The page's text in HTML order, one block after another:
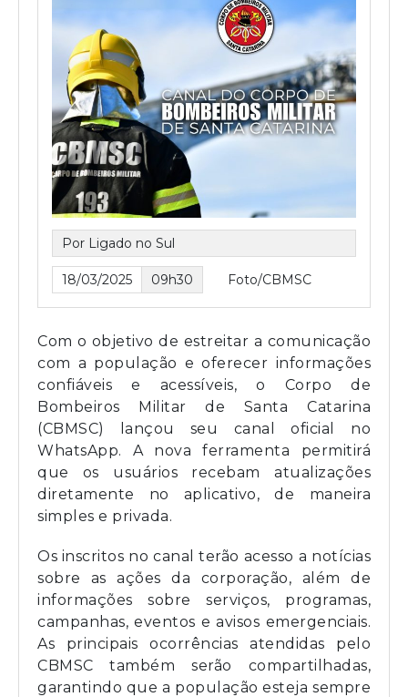
Por Ligado no Sul
18/03/2025 09h30 Foto/CBMSC
Com o objetivo de estreitar a comunicação
com a população e oferecer informações
confiáveis e acessíveis, o Corpo de
Bombeiros Militar de Santa Catarina
(CBMSC) lançou seu canal oficial no
WhatsApp. A nova ferramenta permitirá
que os usuários recebam atualizações
diretamente no aplicativo, de maneira
simples e privada.
Os inscritos no canal terão acesso a notícias
sobre as ações da corporação, além de
informações sobre serviços, programas,
campanhas, eventos e avisos emergenciais.
As principais ocorrências atendidas pelo
CBMSC também serão compartilhadas,
garantindo que a população esteja sempre